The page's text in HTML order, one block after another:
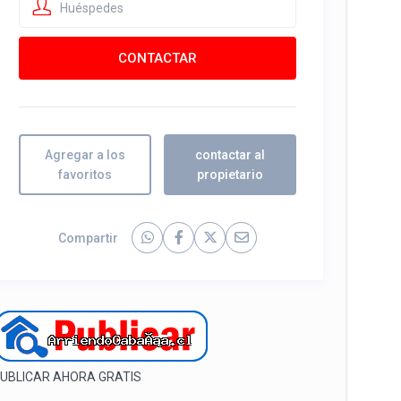
Huéspedes
Agregar a los
favoritos
contactar al
propietario
Compartir
AHORA GRATIS